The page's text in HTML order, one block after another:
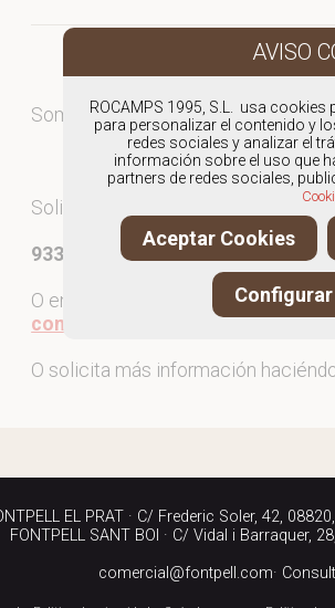
Somosespecialistas en Calzado
Solicita más información
933 790 040
O enviándonos un correo
comercial@fontpell.com
O solicita más información
EL PRAT · C/ Frederic Soler, 42,
FONTPELL SANT BOI · C/ Vidal i Barraquer,
comercial@fontpell.com·
ROCAMPS 1995, S.L. usa
para personalizar el contenido y
redes sociales y analizar el
información sobre el uso que
partners de redes sociales,
Aceptar Cookies